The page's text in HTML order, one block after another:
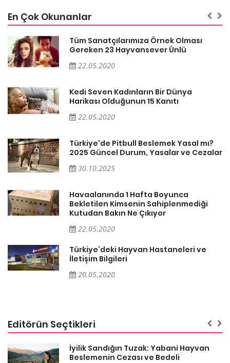
En Çok Okunanlar
Tüm Sanatçılarımıza Örnek Olması
Gereken 23 Hayvansever Ünlü
22.05.2020
Kedi Seven Kadınların Bir Dünya
Harikası Olduğunun 15 Kanıtı
22.05.2020
Türkiye'de Pitbull Beslemek Yasal mı?
2025 Güncel Durum, Yasalar ve Cezalar
30.10.2025
Havaalanında 1 Hafta Boyunca
Bekletilen Kimsenin Sahiplenmediği
Kutudan Bakın Ne Çıkıyor
22.05.2020
Türkiye’deki Hayvan Hastaneleri ve
İletişim Bilgileri
20.05.2020
Editörün Seçtikleri
İyilik Sandığın Tuzak: Yabani Hayvan
Beslemenin Cezası ve Bedeli